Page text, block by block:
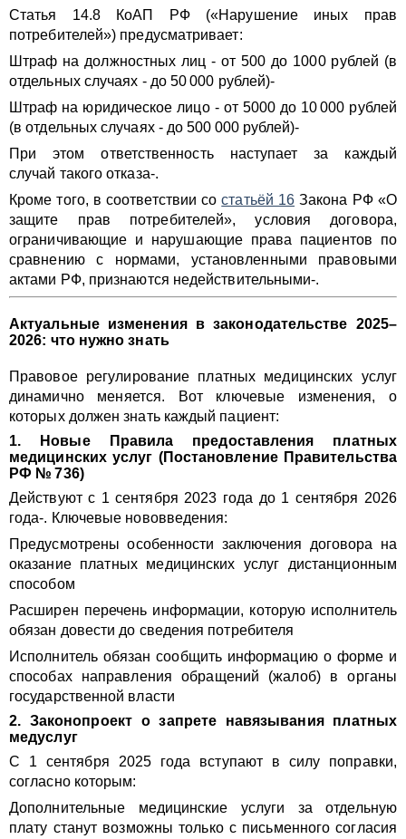
Статья 14.8 КоАП РФ («Нарушение иных прав
потребителей») предусматривает:
Штраф на должностных лиц - от 500 до 1000 рублей (в
отдельных случаях - до 50 000 рублей)-
Штраф на юридическое лицо - от 5000 до 10 000 рублей
(в отдельных случаях - до 500 000 рублей)-
При этом ответственность наступает за каждый
случай такого отказа-.
Кроме того, в соответствии состатьёй 16 Закона РФ «О
защите прав потребителей», условия договора,
ограничивающие и нарушающие права пациентов по
сравнению с нормами, установленными правовыми
актами РФ, признаются недействительными-.
Актуальные изменения в законодательстве 2025–
2026: что нужно знать
Правовое регулирование платных медицинских услуг
динамично меняется. Вот ключевые изменения, о
которых должен знать каждый пациент:
1. Новые Правила предоставления платных
медицинских услуг (Постановление Правительства
РФ № 736)
Действуют с 1 сентября 2023 года до 1 сентября 2026
года-. Ключевые нововведения:
Предусмотрены особенности заключения договора на
оказание платных медицинских услуг дистанционным
способом
Расширен перечень информации, которую исполнитель
обязан довести до сведения потребителя
Исполнитель обязан сообщить информацию о форме и
способах направления обращений (жалоб) в органы
государственной власти
2. Законопроект о запрете навязывания платных
медуслуг
С 1 сентября 2025 года вступают в силу поправки,
согласно которым:
Дополнительные медицинские услуги за отдельную
плату станут возможны только с письменного согласия